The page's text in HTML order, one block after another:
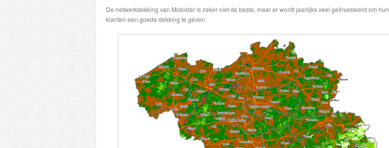
De netwerkdekking van Mobistar is zeker niet de beste, maar er wordt jaarlijks veel geïnvesteerd om hun
klanten een goede dekking te geven.